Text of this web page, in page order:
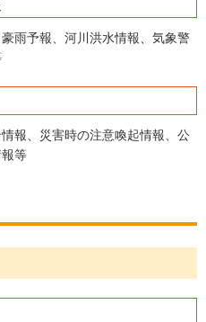
雨予報、河川洪水情報、気象警
報、災害時の注意喚起情報、公
等